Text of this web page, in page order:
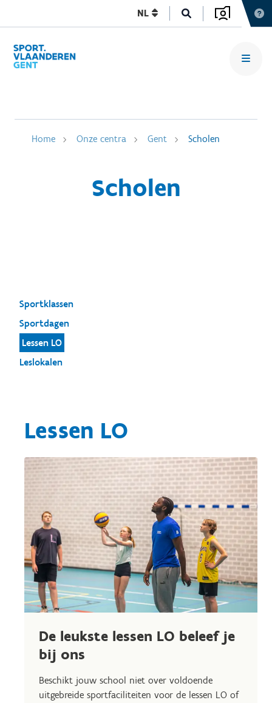
NL
Home Onze centra Gent Scholen
Scholen
Sportklassen
Sportdagen
Lessen LO
Leslokalen
Lessen LO
De leukste lessen LO beleef je
bij ons
Beschikt jouw school niet over voldoende
uitgebreide sportfaciliteiten voor de lessen LO of